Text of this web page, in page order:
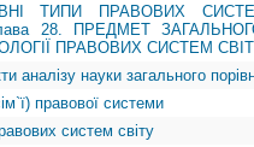
ТИПИ ПРАВОВИХ
28. ПРЕДМЕТ
ПРАВОВИХ СИСТЕМ
аналізу науки загального
правової системи
систем світу